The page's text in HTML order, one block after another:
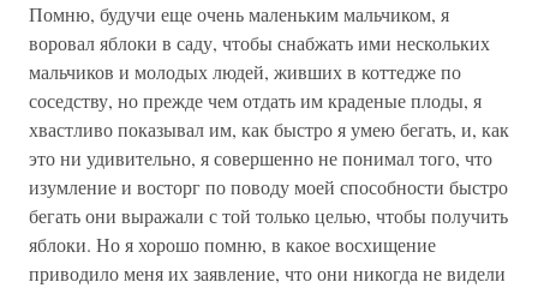
Помню, будучи еще очень маленьким мальчиком, я
воровал яблоки в саду, чтобы снабжать ими нескольких
мальчиков и молодых людей, живших в коттедже по
соседству, но прежде чем отдать им краденые плоды, я
хвастливо показывал им, как быстро я умею бегать, и, как
это ни удивительно, я совершенно не понимал того, что
изумление и восторг по поводу моей способности быстро
бегать они выражали с той только целью, чтобы получить
яблоки. Но я хорошо помню, в какое восхищение
приводило меня их заявление, что они никогда не видели